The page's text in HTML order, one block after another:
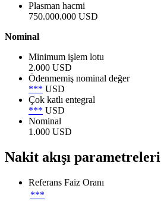
Plasman hacmi
750.000.000 USD
Nominal
Minimum işlem lotu
2.000 USD
Ödenmemiş nominal değer
*** USD
Çok katlı entegral
*** USD
Nominal
1.000 USD
Nakit akışı parametreleri
Referans Faiz Oranı
***